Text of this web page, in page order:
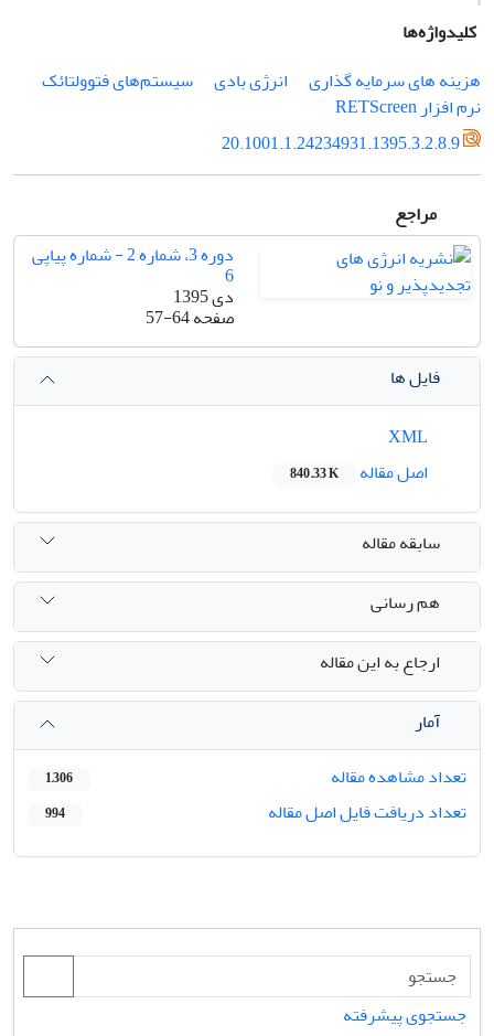
کلیدواژه‌ها
هزینه های سرمایه گذاری
انرژی بادی
سیستم‌های فتوولتائک
نرم افزار RETScreen
20.1001.1.24234931.1395.3.2.8.9
مراجع
دوره 3، شماره 2 - شماره پیاپی
6
دی 1395
صفحه57-64
فایل ها
اصل مقاله
840.33 K
سابقه مقاله
هم رسانی
ارجاع به این مقاله
آمار
تعداد مشاهده مقاله
1,306
تعداد دریافت فایل اصل مقاله 994
جستجوی پیشرفته